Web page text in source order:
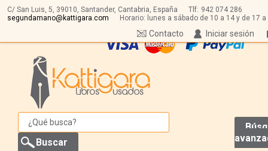
C/ San Luis, 5, 39010, Santander, Cantabria, España Tlf: 942 074 286
segundamano@kattigara.com
Horario: lunes a sábado de 10 a 14 y de 17 a
Iniciar sesión
Contacto